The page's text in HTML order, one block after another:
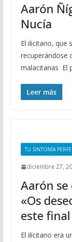
Aarón
Nucía
El ilicitano, que
recuperándose
malacitanas El
Leer más
TU SINTONÍA
diciembre 27,
Aarón se
«Os
este
El ilicitano era